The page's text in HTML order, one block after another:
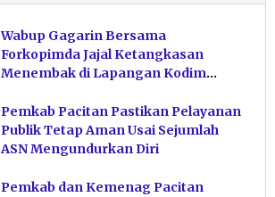
Wabup Gagarin Bersama
Forkopimda Jajal Ketangkasan
Menembak di Lapangan Kodim
Pemkab Pacitan Pastikan Pelayanan
Publik Tetap Aman Usai Sejumlah
ASN Mengundurkan Diri
Pemkab dan Kemenag Pacitan